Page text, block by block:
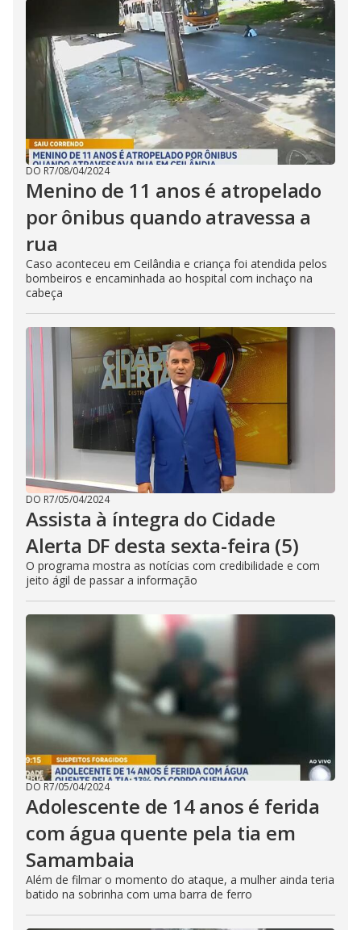
DO R7/08/04/2024
Menino de 11 anos é atropelado
por ônibus quando atravessa a
rua
Caso aconteceu em Ceilândia e criança foi atendida pelos
bombeiros e encaminhada ao hospital com inchaço na
cabeça
DO R7/05/04/2024
Assista à íntegra do Cidade
Alerta DF desta sexta-feira (5)
O programa mostra as notícias com credibilidade e com
jeito ágil de passar a informação
DO R7/05/04/2024
Adolescente de 14 anos é ferida
com água quente pela tia em
Samambaia
Além de filmar o momento do ataque, a mulher ainda teria
batido na sobrinha com uma barra de ferro